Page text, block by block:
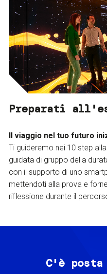
Preparati
Il viaggio nel tuo futuro
Ti guideremo nei 10 step
guidata di gruppo della
con il supporto di uno
mettendoti alla prova e
riflessione durante il
C'è